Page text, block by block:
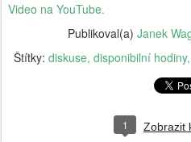
Video na YouTube.
Publikoval(a) Janek
Štítky: diskuse disponibilní hodiny
1 Zobrazit